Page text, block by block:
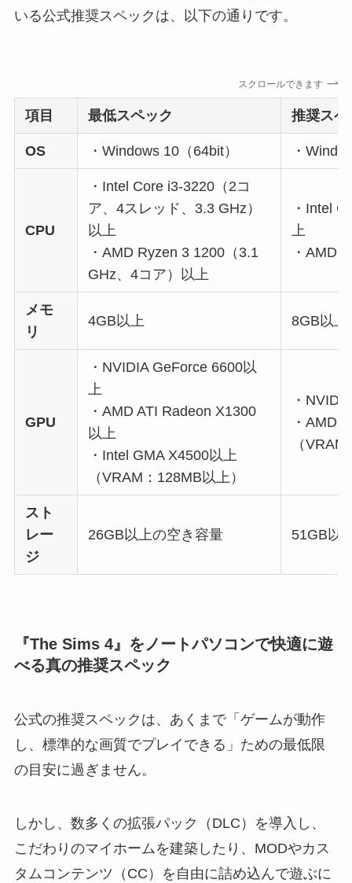
いる公式推奨スペックは、以下の通りです。
スクロールできます
項目 最低スペック 推奨スペ
OS ・Windows 10（64bit） ・
CPU
・Intel Core i3-3220（2コ
ア、4スレッド、3.3 GHz）
以上
・AMD Ryzen 3 1200（3.1
GHz、4コア）以上
・Intel
上
・AMD
メモ
リ
4GB以上 8GB以上
GPU
・NVIDIA GeForce 6600以
上
・AMD ATI Radeon X1300
以上
・Intel GMA X4500以上
（VRAM：128MB以上）
・
・AMD
（
スト
レー
ジ
26GB以上の空き容量 51GB以
『The Sims 4』をノートパソコンで快適に遊
べる真の推奨スペック
公式の推奨スペックは、あくまで「ゲームが動作
し、標準的な画質でプレイできる」ための最低限
の目安に過ぎません。
しかし、数多くの拡張パック（DLC）を導入し、
こだわりのマイホームを建築したり、MODやカス
タムコンテンツ（CC）を自由に詰め込んで遊ぶに